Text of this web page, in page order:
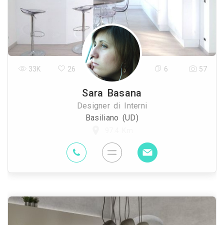
Sara Basana
Designer di Interni
Basiliano (UD)
33K 26 6 57